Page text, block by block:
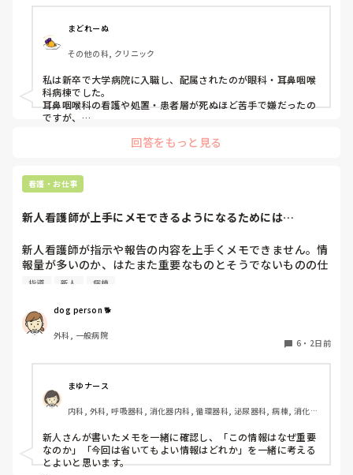
まどれーぬ
その他の科, クリニック
私は新卒で大学病院に入職し、配属されたのが眼科・耳鼻咽喉
科病棟でした。
耳鼻咽喉科の看護や処置・患者層が死ぬほど苦手で嫌だったの
ですが、
棟に居続けることは不可能なので、
異動の声がかかる前に眼科クリニックに転職しました。
至る、という感じです。
回答をもっと見る
看護・お仕事
新人看護師が上手にメモできるようになるためには…
新人看護師が指示や報告の内容を上手くメモできません。情
報量が多いのか、はたまた重要なものとそうでないものの仕
分けができないのか…  肝心な事柄を逃してしまいます。何
示・報告するよう皆で努力しています。
指導 新人 病棟
dog person 🐕
外科, 一般病院
6 ・ 2日前
まゆナース
内科, 外科, 呼吸器科, 消化器内科, 循環器科, 泌尿器科, 病棟, 消化器
新人さんが書いたメモを一緒に確認し、「この情報はなぜ重要
なのか」「今回は省いてもよい情報はどれか」を一緒に考える
とよいと思います。